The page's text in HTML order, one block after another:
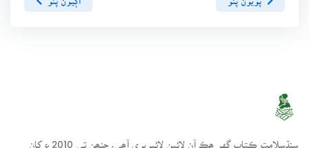
سنڌسلامت ڪتاب گهر ھڪ آن لائين لائبريري آھي، جنھن تي 2010ع کان